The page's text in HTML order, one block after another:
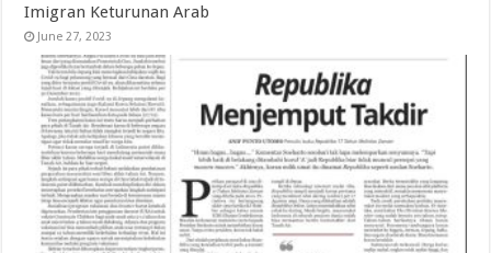
Imigran Keturunan Arab
June 27, 2023